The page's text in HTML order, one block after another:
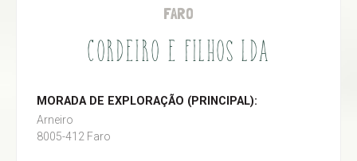
FARO
CORDEIRO E FILHOS LDA
MORADA DE EXPLORAÇÃO (PRINCIPAL):
Arneiro
8005-412 Faro